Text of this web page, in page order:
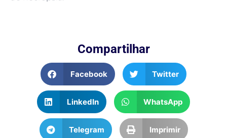
Compartilhar
Facebook Twitter
LinkedIn WhatsApp
Telegram Imprimir